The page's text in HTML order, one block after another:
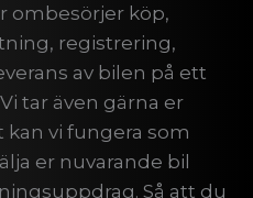
ombesörjer köp,
registrering,
av bilen på ett
tar även gärna er
vi fungera som
er nuvarande bil
Så att du